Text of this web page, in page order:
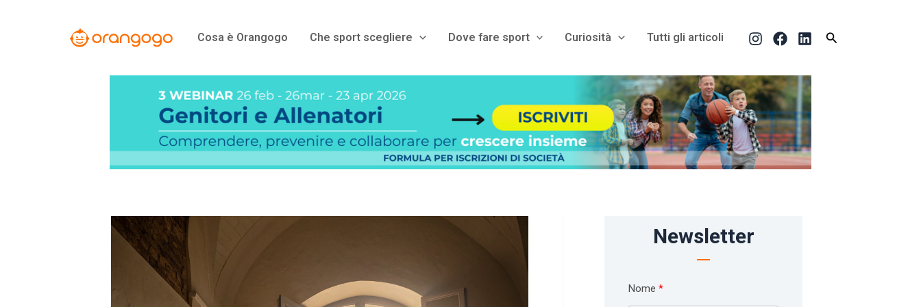
Cosa è Orangogo Che sport scegliere Dove fare sport Curiosità Tutti gli articoli Cerca
Newsletter
Nome